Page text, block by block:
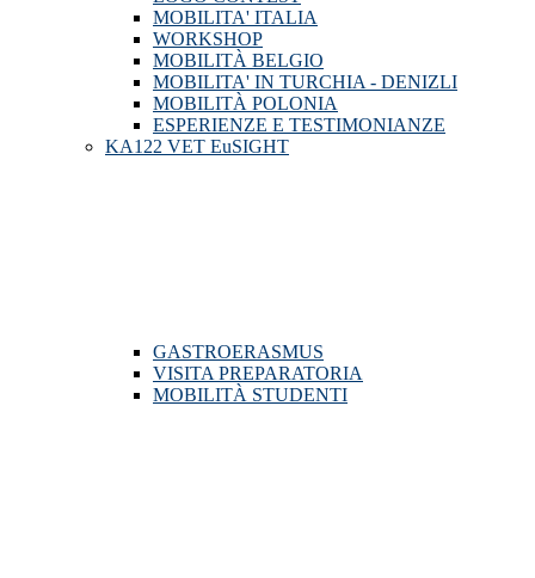
MOBILITA' ITALIA
WORKSHOP
MOBILITÀ BELGIO
MOBILITA' IN TURCHIA - DENIZLI
MOBILITÀ POLONIA
ESPERIENZE E TESTIMONIANZE
KA122 VET EuSIGHT
GASTROERASMUS
VISITA PREPARATORIA
MOBILITÀ STUDENTI